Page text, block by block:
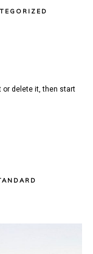
or delete it, then start